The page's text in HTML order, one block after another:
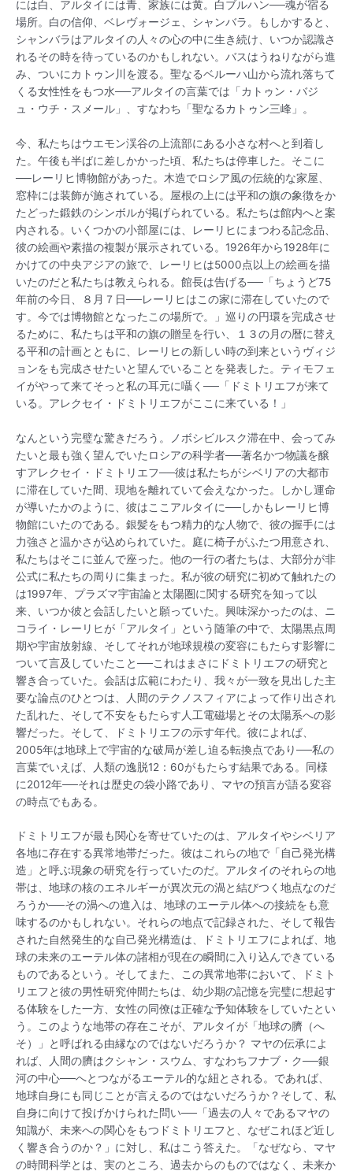
には白、アルタイには青、家族には黄。白ブルハン──魂が宿る
場所。白の信仰、ベレヴォージェ、シャンバラ。もしかすると、
シャンバラはアルタイの人々の心の中に生き続け、いつか認識さ
れるその時を待っているのかもしれない。バスはうねりながら進
み、ついにカトゥン川を渡る。聖なるベルーハ山から流れ落ちて
くる女性性をもつ水──アルタイの言葉では「カトゥン・バジ
ュ・ウチ・スメール」、すなわち「聖なるカトゥン三峰」。
今、私たちはウエモン渓谷の上流部にある小さな村へと到着し
た。午後も半ばに差しかかった頃、私たちは停車した。そこに
──レーリヒ博物館があった。木造でロシア風の伝統的な家屋、
窓枠には装飾が施されている。屋根の上には平和の旗の象徴をか
たどった鍛鉄のシンボルが掲げられている。私たちは館内へと案
内される。いくつかの小部屋には、レーリヒにまつわる記念品、
彼の絵画や素描の複製が展示されている。1926年から1928年に
かけての中央アジアの旅で、レーリヒは5000点以上の絵画を描
いたのだと私たちは教えられる。館長は告げる──「ちょうど75
年前の今日、８月７日──レーリヒはこの家に滞在していたので
す。今では博物館となったこの場所で。」巡りの円環を完成させ
るために、私たちは平和の旗の贈呈を行い、１３の月の暦に替え
る平和の計画とともに、レーリヒの新しい時の到来というヴィジ
ョンをも完成させたいと望んでいることを発表した。ティモフェ
イがやって来てそっと私の耳元に囁く──「ドミトリエフが来て
いる。アレクセイ・ドミトリエフがここに来ている！」
なんという完璧な驚きだろう。ノボシビルスク滞在中、会ってみ
たいと最も強く望んでいたロシアの科学者──著名かつ物議を醸
すアレクセイ・ドミトリエフ──彼は私たちがシベリアの大都市
に滞在していた間、現地を離れていて会えなかった。しかし運命
が導いたかのように、彼はここアルタイに──しかもレーリヒ博
物館にいたのである。銀髪をもつ精力的な人物で、彼の握手には
力強さと温かさが込められていた。庭に椅子がふたつ用意され、
私たちはそこに並んで座った。他の一行の者たちは、大部分が非
公式に私たちの周りに集まった。私が彼の研究に初めて触れたの
は1997年、プラズマ宇宙論と太陽圏に関する研究を知って以
来、いつか彼と会話したいと願っていた。興味深かったのは、ニ
コライ・レーリヒが「アルタイ」という随筆の中で、太陽黒点周
期や宇宙放射線、そしてそれが地球規模の変容にもたらす影響に
ついて言及していたこと──これはまさにドミトリエフの研究と
響き合っていた。会話は広範にわたり、我々が一致を見出した主
要な論点のひとつは、人間のテクノスフィアによって作り出され
た乱れた、そして不安をもたらす人工電磁場とその太陽系への影
響だった。そして、ドミトリエフの示す年代。彼によれば、
2005年は地球上で宇宙的な破局が差し迫る転換点であり──私の
言葉でいえば、人類の逸脱12：60がもたらす結果である。同様
に2012年──それは歴史の袋小路であり、マヤの預言が語る変容
の時点でもある。
ドミトリエフが最も関心を寄せていたのは、アルタイやシベリア
各地に存在する異常地帯だった。彼はこれらの地で「自己発光構
造」と呼ぶ現象の研究を行っていたのだ。アルタイのそれらの地
帯は、地球の核のエネルギーが異次元の渦と結びつく地点なのだ
ろうか──その渦への進入は、地球のエーテル体への接続をも意
味するのかもしれない。それらの地点で記録された、そして報告
された自然発生的な自己発光構造は、ドミトリエフによれば、地
球の未来のエーテル体の諸相が現在の瞬間に入り込んできている
ものであるという。そしてまた、この異常地帯において、ドミト
リエフと彼の男性研究仲間たちは、幼少期の記憶を完璧に想起す
る体験をした一方、女性の同僚は正確な予知体験をしていたとい
う。このような地帯の存在こそが、アルタイが「地球の臍（へ
そ）」と呼ばれる由縁なのではないだろうか？ マヤの伝承によ
れば、人間の臍はクシャン・スウム、すなわちフナブ・ク──銀
河の中心──へとつながるエーテル的な紐とされる。であれば、
地球自身にも同じことが言えるのではないだろうか？そして、私
自身に向けて投げかけられた問い──「過去の人々であるマヤの
知識が、未来への関心をもつドミトリエフと、なぜこれほど近し
く響き合うのか？」に対し、私はこう答えた。「なぜなら、マヤ
の時間科学とは、実のところ、過去からのものではなく、未来か